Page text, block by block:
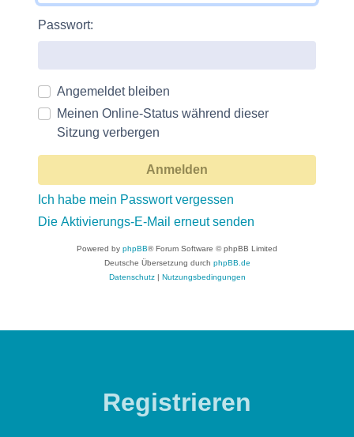
Passwort:
Angemeldet bleiben
Meinen Online-Status während dieser
Sitzung verbergen
Ich habe mein Passwort vergessen
Die Aktivierungs-E-Mail erneut senden
Powered by phpBB® Forum Software © phpBB Limited
Deutsche Übersetzung durch phpBB.de
Datenschutz| Nutzungsbedingungen
Registrieren